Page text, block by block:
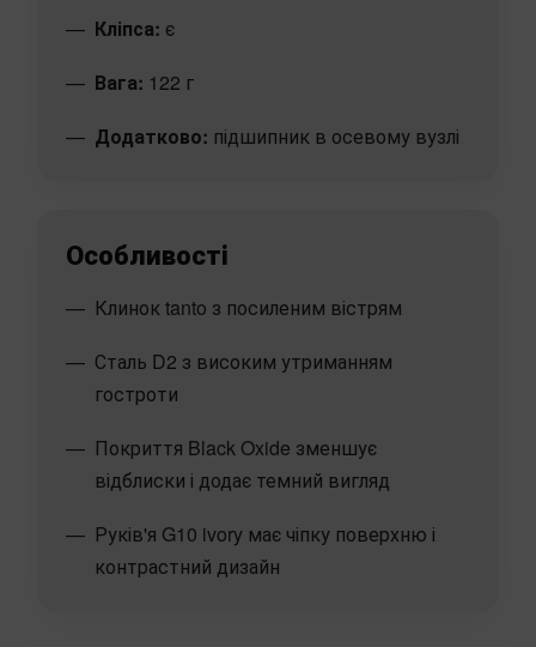
Кліпса: є
Вага: 122 г
Додатково: підшипник в осевому вузлі
Особливості
Клинок tanto з посиленим вістрям
Сталь D2 з високим утриманням
гостроти
Покриття Black Oxide зменшує
відблиски і додає темний вигляд
Руків'я G10 ivory має чіпку поверхню і
контрастний дизайн